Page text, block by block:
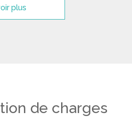
plus
de charges